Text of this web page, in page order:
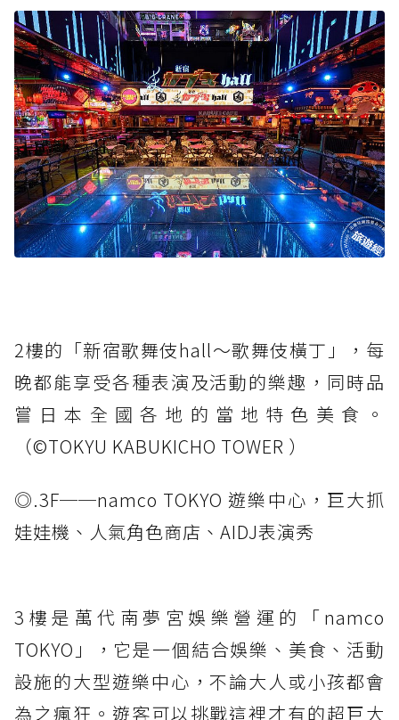
2樓的「新宿歌舞伎hall～歌舞伎橫丁」，每
晚都能享受各種表演及活動的樂趣，同時品
嘗日本全國各地的當地特色美食。
（©️TOKYU KABUKICHO TOWER ）
◎.3F──namco TOKYO 遊樂中心，巨大抓
娃娃機、人氣角色商店、AIDJ表演秀
3樓是萬代南夢宮娛樂營運的「namco
TOKYO」，它是一個結合娛樂、美食、活動
設施的大型遊樂中心，不論大人或小孩都會
為之瘋狂。遊客可以挑戰這裡才有的超巨大